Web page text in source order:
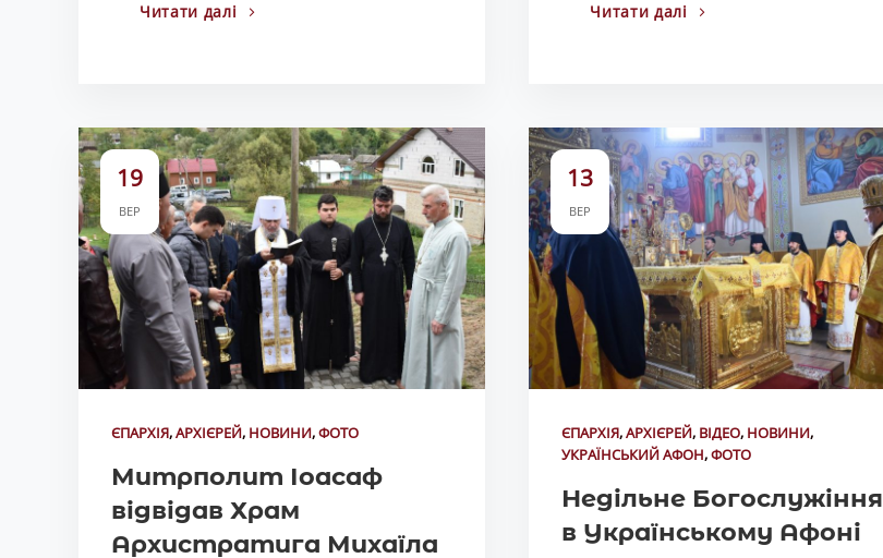
Читати далі Читати далі
19
ВЕР
ЄПАРХІЯ,АРХІЄРЕЙ, НОВИНИ,ФОТО
Митрполит Іоасаф
відвідав Храм
Архистратига Михаїла
13
ВЕР
ЄПАРХІЯ,АРХІЄРЕЙ, ВІДЕО, НОВИНИ,
УКРАЇНСЬКИЙ АФОН,ФОТО
Недільне Богослужіння
в Українському Афоні